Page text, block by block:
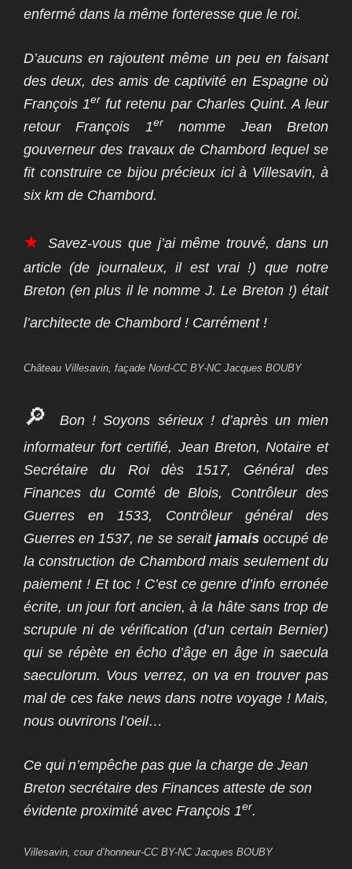
enfermé dans la même forteresse que le roi.
D’aucuns en rajoutent même un peu en faisant
des deux, des amis de captivité en Espagne où
François 1er fut retenu par Charles Quint. A leur
retour François 1ernomme Jean Breton
gouverneur des travaux de Chambord lequel se
fit construire ce bijou précieux ici à Villesavin, à
six km de Chambord.
★
Savez-vous que j’ai même trouvé, dans un
article (de journaleux, il est vrai !) que notre
Breton (en plus il le nomme J. Le Breton !) était
l’architecte de Chambord ! Carrément !
Château Villesavin, façade Nord-CC BY-NC Jacques BOUBY
🔎Bon ! Soyons sérieux ! d’après un mien
informateur fort certifié, Jean Breton, Notaire et
Secrétaire du Roi dès 1517, Général des
Finances du Comté de Blois, Contrôleur des
Guerres en 1533, Contrôleur général des
Guerres en 1537, ne se serait jamaisoccupé de
la construction de Chambord mais seulement du
paiement ! Et toc ! C’est ce genre d’info erronée
écrite, un jour fort ancien, à la hâte sans trop de
scrupule ni de vérification (d’un certain Bernier)
qui se répète en écho d’âge en âge in saecula
saeculorum. Vous verrez, on va en trouver pas
mal de ces fake news dans notre voyage ! Mais,
nous ouvrirons l’oeil…
Ce qui n’empêche pas que la charge de Jean
Breton secrétaire des Finances atteste de son
évidente proximité avec François 1er.
Villesavin, cour d’honneur-CC BY-NC Jacques BOUBY